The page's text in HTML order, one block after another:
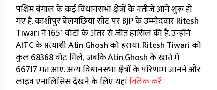
पश्चिम बंगाल के कई विधानसभा क्षेत्रों के नतीजे आने शुरू हो
गए हैं. काशीपुर बेलगछिया सीट पर BJP के उम्मीदवार Ritesh
Tiwari ने 1651 वोटों के अंतर से जीत हासिल की है. उन्होंने
AITC के प्रत्याशी Atin Ghosh को हराया. Ritesh Tiwari को
कुल 68368 वोट मिले, जबकि Atin Ghosh के खाते में
66717 मत आए. अन्य विधानसभा क्षेत्रों के परिणाम जानने और
लाइव एनालिसिस देखने के लिए यहांक्लिक करें